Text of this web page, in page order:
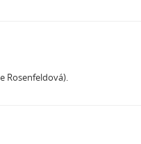
Rosenfeldová).